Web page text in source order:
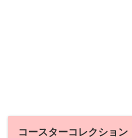
コースターコレクション